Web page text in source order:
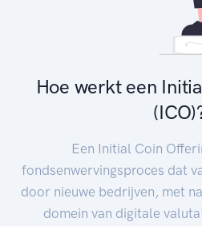
Hoe werkt een
Een Initial Coin
fondsenwervingsproces dat
door nieuwe bedrijven, met
domein van digitale